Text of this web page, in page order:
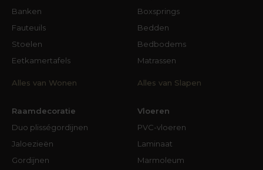
Banken
Fauteuils
Stoelen
Eetkamertafels
Alles van Wonen
Boxsprings
Bedden
Bedbodems
Matrassen
Alles van Slapen
Raamdecoratie
Duo plisségordijnen
Jaloezieën
Gordijnen
Vloeren
PVC-vloeren
Laminaat
Marmoleum